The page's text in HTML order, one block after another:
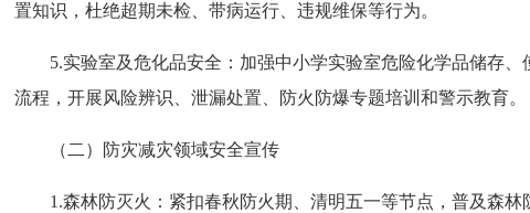
置知识，杜绝超期未检、带病运行、违规维保等行为。
5.实验室及危化品安全 ： 加强中小学实验室危险化学品储存
流程，开展风险辨识、泄漏处置、防火防爆专题培训和警示教育。
（二）防灾减灾领域安全宣传
1.森林防灭火 ： 紧扣春秋防火期、清明五一等节点，普及森